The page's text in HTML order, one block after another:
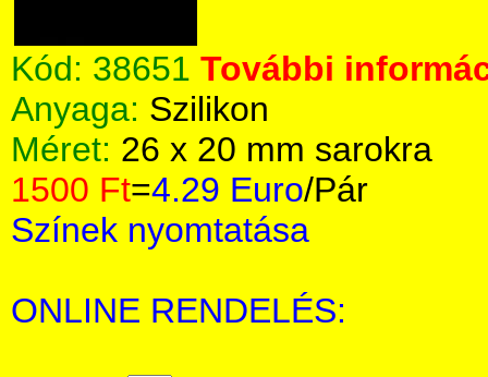
Kód: 38651 További
Anyaga: Szilikon
Méret: 26 x 20 mm sarokra
1500 Ft=4.29 Euro/Pár
Színek nyomtatása
ONLINE RENDELÉS: